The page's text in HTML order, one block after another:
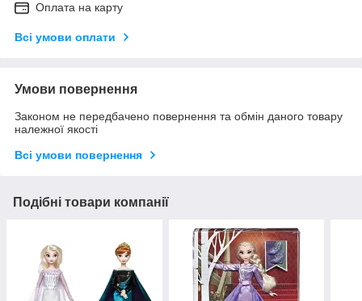
Оплата на карту
Всі умови оплати
Умови повернення
Законом не передбачено повернення та обмін даного товару
належної якості
Всі умови повернення
Подібні товари компанії